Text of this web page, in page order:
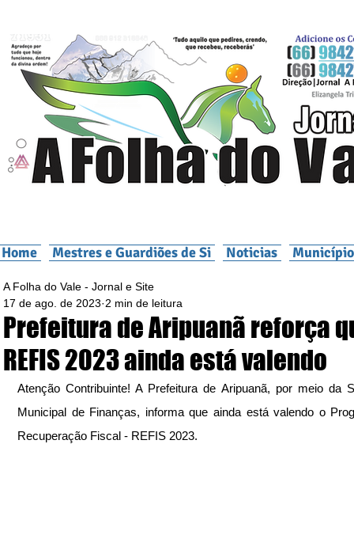
Home Mestres e Guardiões de Si Noticias
Prefeitura de Aripuanã reforça
REFIS 2023 ainda está valendo
A Folha do Vale - Jornal e Site
17 de ago. de 2023 2 min de leitura
Atenção Contribuinte! A Prefeitura de Aripuanã, por meio da
Municipal de Finanças, informa que ainda está valendo o
Recuperação Fiscal - REFIS 2023.